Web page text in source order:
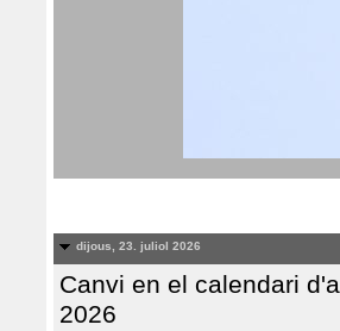
dijous, 23. juliol 2026
Canvi en el calendari
2026